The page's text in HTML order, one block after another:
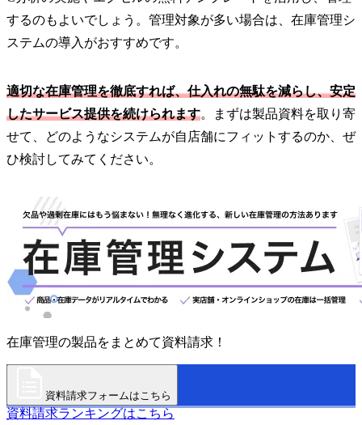
するのもよいでしょう。管理対象が多い場合は、在庫管理シ
ステムの導入がおすすめです。
適切な在庫管理を徹底すれば、仕入れの無駄を減らし、安定
したサービス提供を続けられます。まずは製品資料を取り寄
せて、どのようなシステムが自店舗にフィットするのか、ぜ
ひ検討してみてください。
在庫管理の製品をまとめて資料請求！
資料請求フォームはこちら
資料請求ランキングはこちら